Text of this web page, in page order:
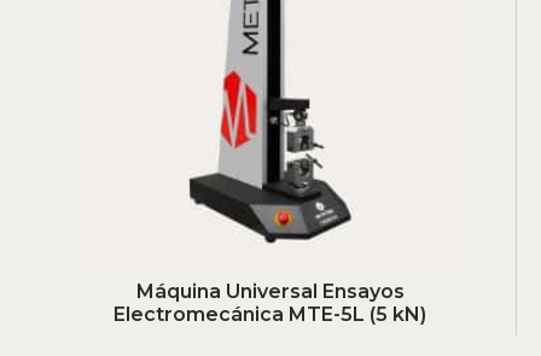
Máquina Universal Ensayos
Electromecánica MTE-5L (5 kN)